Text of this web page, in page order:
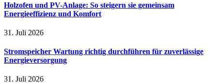
Holzofen und PV-Anlage: So steigern sie gemeinsam
Energieeffizienz und Komfort
31. Juli 2026
Stromspeicher Wartung richtig durchführen für zuverlässige
Energieversorgung
31. Juli 2026